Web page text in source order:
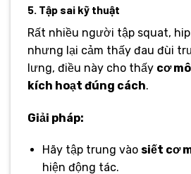
5. Tập sai kỹ thuật
Rất nhiều người tập squat,
nhưng lại cảm thấy đau đùi
lưng, điều này cho thấy cơ
kích hoạt đúng cách.
Giải pháp:
Hãy tập trung vào siết cơ
hiện động tác.